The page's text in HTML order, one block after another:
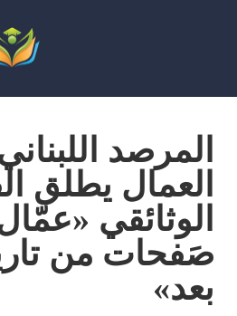
المرصد
العمال يطلق
الوثائقي
صَفحات من
بعد»